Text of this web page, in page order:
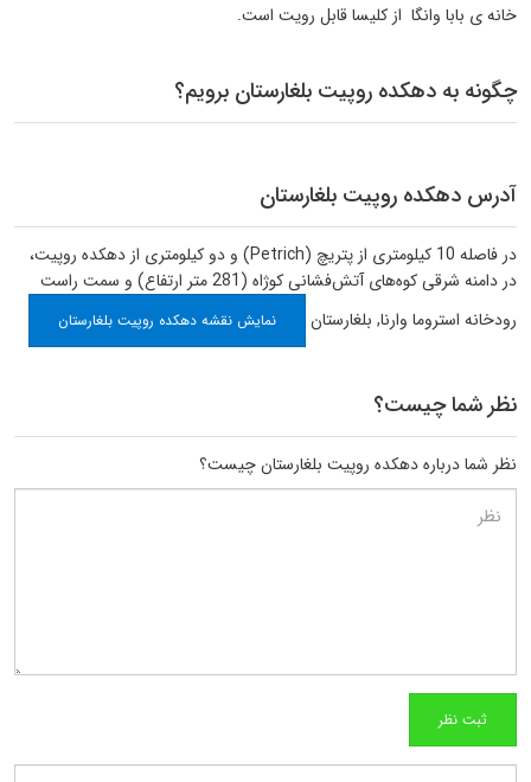
خانه ی بابا وانگا از کلیسا قابل رویت است.
چگونه به دهکده روپیت بلغارستان برویم؟
آدرس دهکده روپیت بلغارستان
در فاصله 10 کیلومتری از پتریچ (Petrich) و دو کیلومتری از دهکده روپیت،
در دامنه شرقی کوه‌های آتش‌فشانی کوژاه (281 متر ارتفاع) و سمت راست
رودخانه استروما وارنا, بلغارستان نمایش نقشه دهکده روپیت بلغارستان
نظر شما چیست؟
نظر شما درباره دهکده روپیت بلغارستان چیست؟